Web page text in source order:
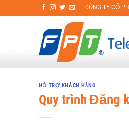
qua
CÔNG TY CỔ
HỖ TRỢ KHÁCH HÀNG
Quy trình Đăng